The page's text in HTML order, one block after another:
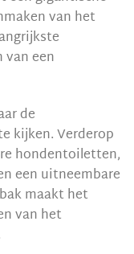
van het
een
de
kijken. Verderop
hondentoiletten,
een uitneembare
maakt het
van het